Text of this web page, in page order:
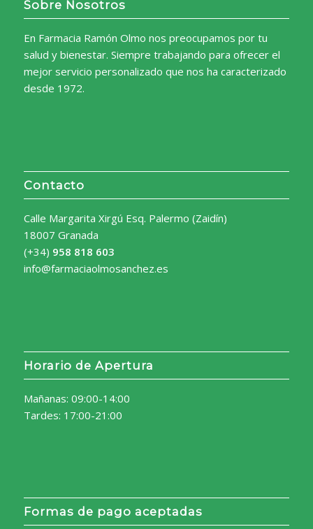
Sobre Nosotros
En Farmacia Ramón Olmo nos preocupamos por tu
salud y bienestar. Siempre trabajando para ofrecer el
mejor servicio personalizado que nos ha caracterizado
desde 1972.
Contacto
Calle Margarita Xirgú Esq. Palermo (Zaidín)
18007 Granada
(+34) 958 818 603
info@farmaciaolmosanchez.es
Horario de Apertura
Mañanas: 09:00-14:00
Tardes: 17:00-21:00
Formas de pago aceptadas